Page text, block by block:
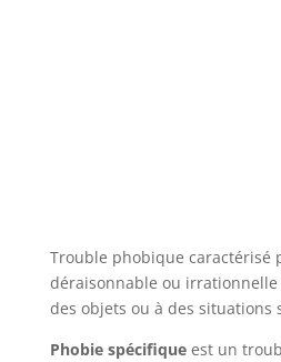
Trouble phobique caractérisé
déraisonnable ou irrationnelle
des objets ou à des situations
Phobie spécifiqueest un